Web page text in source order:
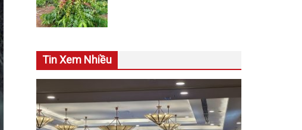
Tin Xem Nhiều